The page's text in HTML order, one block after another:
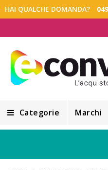
HAI QUALCHE DOMANDA?
Categorie
Alimentazione e
Marchi